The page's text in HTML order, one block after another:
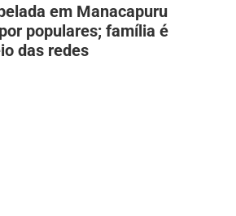
em Manacapuru
populares; família é
das redes